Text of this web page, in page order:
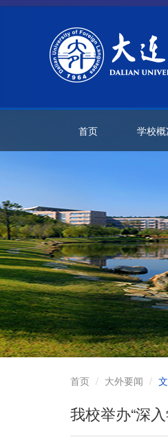
首页 学校概
首页 大外要闻
我校举办“深